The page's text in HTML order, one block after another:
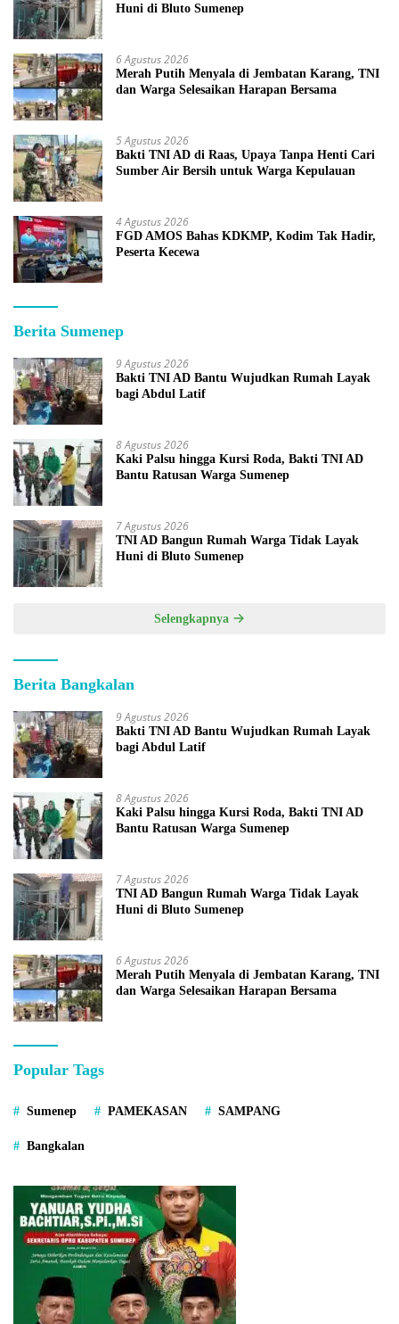
Huni di Bluto Sumenep
6 Agustus 2026
Merah Putih Menyala di Jembatan Karang, TNI
dan Warga Selesaikan Harapan Bersama
5 Agustus 2026
Bakti TNI AD di Raas, Upaya Tanpa Henti Cari
Sumber Air Bersih untuk Warga Kepulauan
4 Agustus 2026
FGD AMOS Bahas KDKMP, Kodim Tak Hadir,
Peserta Kecewa
Berita Sumenep
9 Agustus 2026
Bakti TNI AD Bantu Wujudkan Rumah Layak
bagi Abdul Latif
8 Agustus 2026
Kaki Palsu hingga Kursi Roda, Bakti TNI AD
Bantu Ratusan Warga Sumenep
7 Agustus 2026
TNI AD Bangun Rumah Warga Tidak Layak
Huni di Bluto Sumenep
Selengkapnya
Berita Bangkalan
9 Agustus 2026
Bakti TNI AD Bantu Wujudkan Rumah Layak
bagi Abdul Latif
8 Agustus 2026
Kaki Palsu hingga Kursi Roda, Bakti TNI AD
Bantu Ratusan Warga Sumenep
7 Agustus 2026
TNI AD Bangun Rumah Warga Tidak Layak
Huni di Bluto Sumenep
6 Agustus 2026
Merah Putih Menyala di Jembatan Karang, TNI
dan Warga Selesaikan Harapan Bersama
Popular Tags
Sumenep PAMEKASAN SAMPANG
Bangkalan